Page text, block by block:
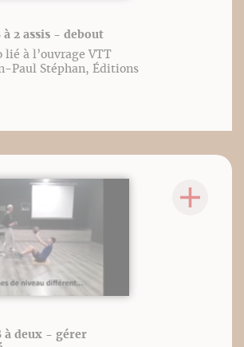
à 2 assis - debout
lié à l’ouvrage VTT
Paul Stéphan, Éditions
à deux - gérer